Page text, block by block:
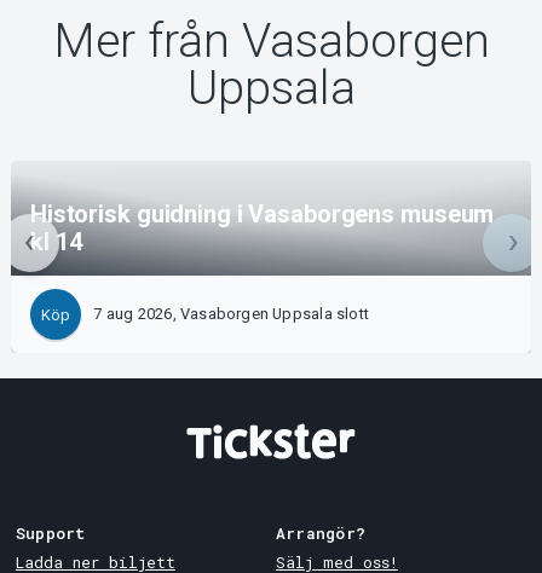
Mer från Vasaborgen
Uppsala
Historisk guidning i Vasaborgens museum
kl 14
Köp 7 aug 2026, Vasaborgen Uppsala slott
Support
Ladda ner biljett
Arrangör?
Sälj med oss!